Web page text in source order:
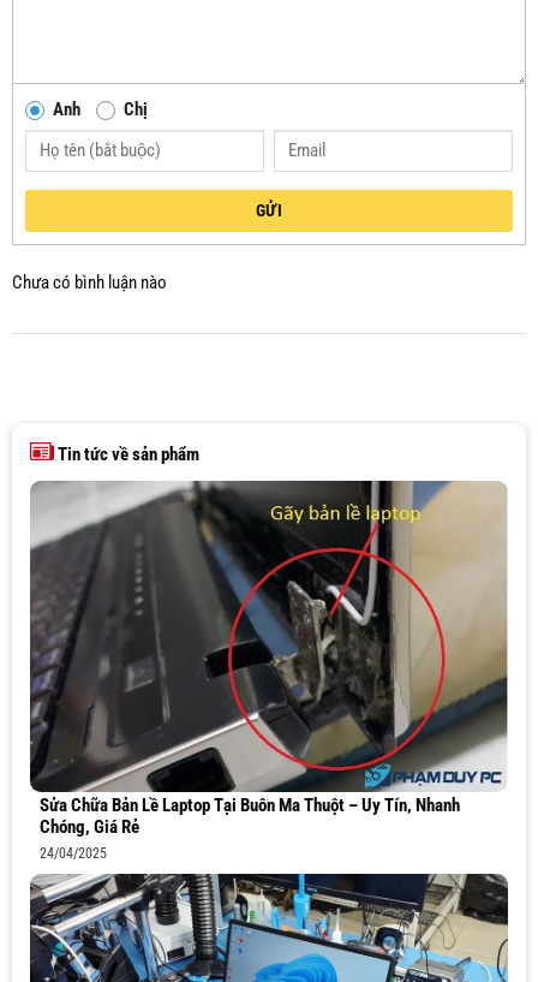
Anh Chị
GỬI
Chưa có bình luận nào
Tin tức về sản phẩm
Sửa Chữa Bản Lề Laptop Tại Buôn Ma Thuột – Uy Tín, Nhanh
Chóng, Giá Rẻ
24/04/2025